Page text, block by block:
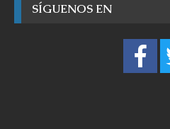
SÍGUENOS EN